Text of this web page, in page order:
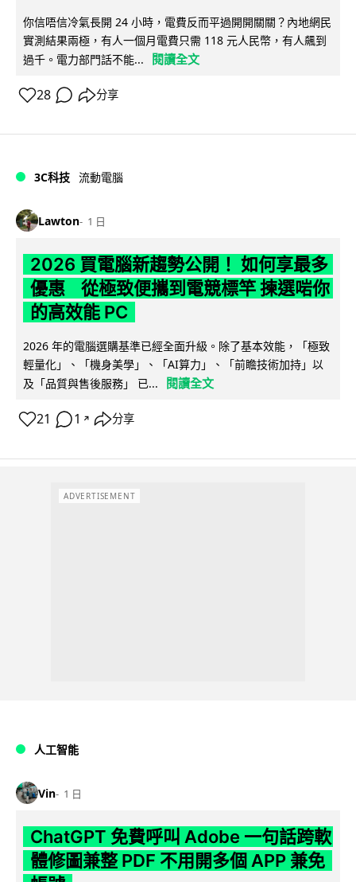
你信唔信冷氣長開 24 小時，電費反而平過開開關關？內地網民
實測結果兩極，有人一個月電費只需 118 元人民幣，有人飆到
過千。電力部門話不能...
閱讀全文
28 分享
3C科技 流動電腦
Lawton 1 日
2026 買電腦新趨勢公開！ 如何享最多
優惠 從極致便攜到電競標竿 揀選啱你
的高效能 PC
2026 年的電腦選購基準已經全面升級。除了基本效能，「極致
輕量化」、「機身美學」、「AI算力」、「前瞻技術加持」以
及「品質與售後服務」 已...
閱讀全文
21 1 ↗ 分享
ADVERTISEMENT
人工智能
Vin 1 日
ChatGPT 免費呼叫 Adobe 一句話跨軟
體修圖兼整 PDF 不用開多個 APP 兼免